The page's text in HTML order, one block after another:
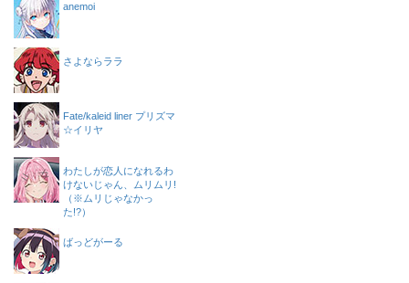
anemoi
さよならララ
Fate/kaleid liner プリズマ
☆イリヤ
わたしが恋人になれるわ
けないじゃん、ムリムリ!
（※ムリじゃなかっ
た!?）
ばっどがーる